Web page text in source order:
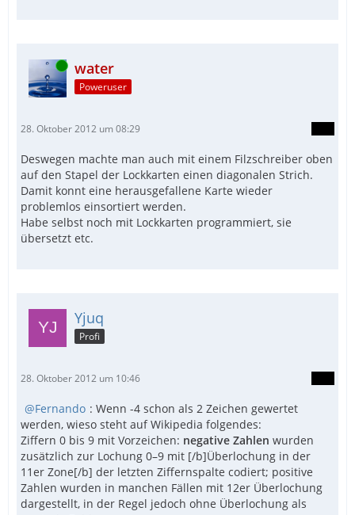
Online water
Poweruser
28. Oktober 2012 um 08:29
Deswegen machte man auch mit einem Filzschreiber oben
auf den Stapel der Lockkarten einen diagonalen Strich.
Damit konnt eine herausgefallene Karte wieder
problemlos einsortiert werden.
Habe selbst noch mit Lockkarten programmiert, sie
übersetzt etc.
Yjuq
Profi
28. Oktober 2012 um 10:46
Fernando : Wenn -4 schon als 2 Zeichen gewertet
werden, wieso steht auf Wikipedia folgendes:
Ziffern 0 bis 9 mit Vorzeichen: negative Zahlen wurden
zusätzlich zur Lochung 0–9 mit [/b]Überlochung in der
11er Zone[/b] der letzten Ziffernspalte codiert; positive
Zahlen wurden in manchen Fällen mit 12er Überlochung
dargestellt, in der Regel jedoch ohne Überlochung als